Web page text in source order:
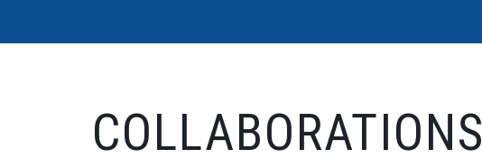
Aller
COLLABORATIONS